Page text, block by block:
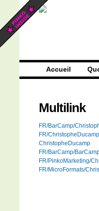
Accueil
Multilink
FR/BarCamp/
FR/ChristopheDucamp
ChristopheDucamp
FR/BarCamp/
FR/PinkoMarketing/
FR/MicroFormats/